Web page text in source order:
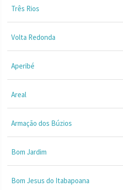
Três Rios
Volta Redonda
Aperibé
Areal
Armação dos Búzios
Bom Jardim
Bom Jesus do Itabapoana